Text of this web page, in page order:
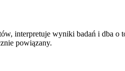
interpretuje wyniki badań i dba o
powiązany.